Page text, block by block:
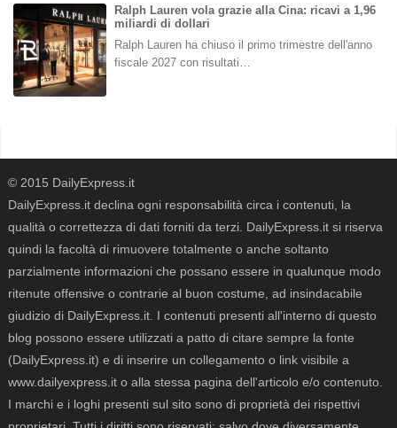
Ralph Lauren vola grazie alla Cina: ricavi a 1,96
miliardi di dollari
Ralph Lauren ha chiuso il primo trimestre dell'anno
fiscale 2027 con risultati…
© 2015 DailyExpress.it
DailyExpress.it declina ogni responsabilità circa i contenuti, la
qualità o correttezza di dati forniti da terzi. DailyExpress.it si riserva
quindi la facoltà di rimuovere totalmente o anche soltanto
parzialmente informazioni che possano essere in qualunque modo
ritenute offensive o contrarie al buon costume, ad insindacabile
giudizio di DailyExpress.it. I contenuti presenti all'interno di questo
blog possono essere utilizzati a patto di citare sempre la fonte
(DailyExpress.it) e di inserire un collegamento o link visibile a
www.dailyexpress.it o alla stessa pagina dell'articolo e/o contenuto.
I marchi e i loghi presenti sul sito sono di proprietà dei rispettivi